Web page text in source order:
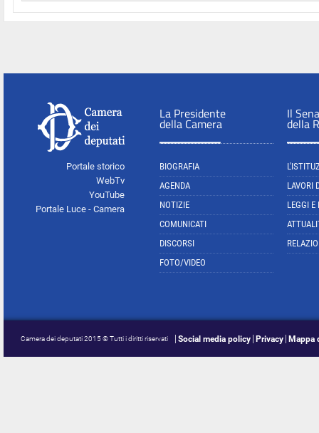
Portale storico
WebTv
YouTube
Portale Luce - Camera
La Presidente
della Camera
BIOGRAFIA
AGENDA
NOTIZIE
COMUNICATI
DISCORSI
FOTO/VIDEO
Il
della
LAVORI
LEGGI E
Camera dei deputati 2015 © Tutti i diritti riservati Social media policy Privacy Mappa